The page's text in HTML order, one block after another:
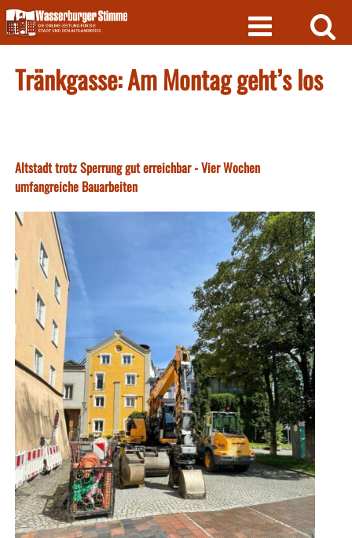
Skip
to
content
Tränkgasse: Am Montag geht’s los
Altstadt trotz Sperrung gut erreichbar - Vier Wochen
umfangreiche Bauarbeiten